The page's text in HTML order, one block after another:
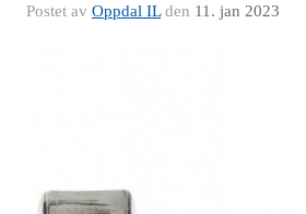
Postet av Oppdal ILden 11. jan 2023